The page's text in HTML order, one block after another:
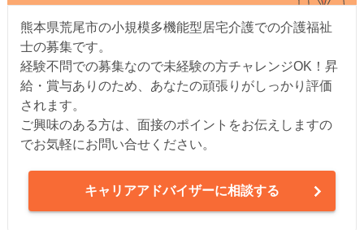
熊本県荒尾市の小規模多機能型居宅介護での介護福祉
士の募集です。
経験不問での募集なので未経験の方チャレンジOK！昇
給・賞与ありのため、あなたの頑張りがしっかり評価
されます。
ご興味のある方は、面接のポイントをお伝えしますの
でお気軽にお問い合せください。
キャリアアドバイザーに相談する